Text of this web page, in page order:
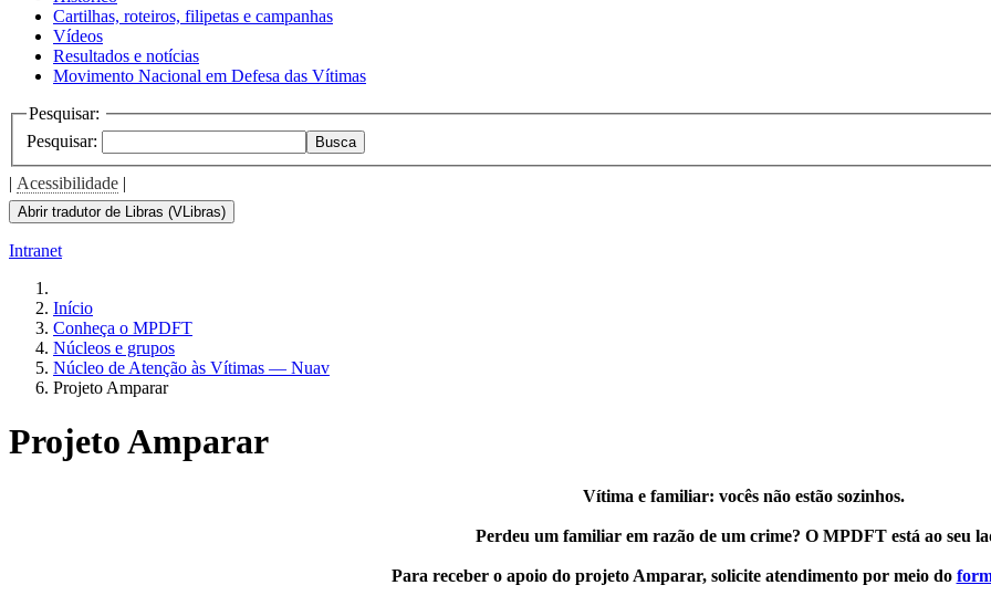
Cartilhas, roteiros, filipetas e campanhas
Vídeos
Resultados e notícias
Movimento Nacional em Defesa das Vítimas
Pesquisar:
Pesquisar:
Busca
| Acessibilidade |
Abrir tradutor de Libras (VLibras)
Intranet
Início
Conheça o MPDFT
Núcleos e grupos
Núcleo de Atenção às Vítimas — Nuav
Projeto Amparar
Projeto Amparar
Vítima e familiar: vocês não estão sozinhos.
Perdeu um familiar em razão de um crime? O MPDFT está ao seu
Para receber o apoio do projeto Amparar, solicite atendimento por meio do